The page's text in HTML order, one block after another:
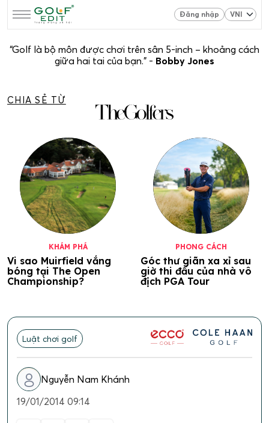
Đăng nhập
“Golf là bộ môn được chơi trên sân 5-inch – khoảng cách
giữa hai tai của bạn.” - Bobby Jones
CHIA SẺ TỪ
KHÁM PHÁ
Vi sao Muirfield vắng
bóng tại The Open
Championship?
PHONG CÁCH
Góc thư giãn xa xỉ sau
giờ thi đấu của nhà vô
địch PGA Tour
Luật chơi golf
Nguyễn Nam Khánh
19/01/2014 09:14